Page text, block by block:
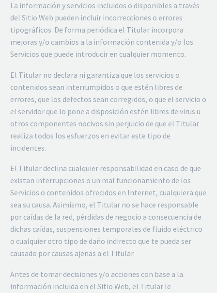
La información y servicios incluidos o disponibles a través
del Sitio Web pueden incluir incorrecciones o errores
tipográficos. De forma periódica el Titular incorpora
mejoras y/o cambios a la información contenida y/o los
Servicios que puede introducir en cualquier momento.
El Titular no declara ni garantiza que los servicios o
contenidos sean interrumpidos o que estén libres de
errores, que los defectos sean corregidos, o que el servicio o
el servidor que lo pone a disposición estén libres de virus u
otros componentes nocivos sin perjuicio de que el Titular
realiza todos los esfuerzos en evitar este tipo de
incidentes.
El Titular declina cualquier responsabilidad en caso de que
existan interrupciones o un mal funcionamiento de los
Servicios o contenidos ofrecidos en Internet, cualquiera que
sea su causa. Asimismo, el Titular no se hace responsable
por caídas de la red, pérdidas de negocio a consecuencia de
dichas caídas, suspensiones temporales de fluido eléctrico
o cualquier otro tipo de daño indirecto que te pueda ser
causado por causas ajenas a el Titular.
Antes de tomar decisiones y/o acciones con base a la
información incluida en el Sitio Web, el Titular le